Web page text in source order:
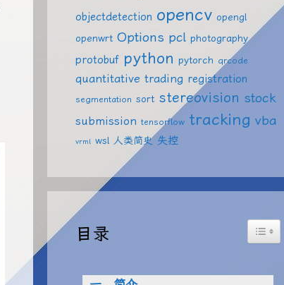
objectdetection opencv opengl
openwrt Options pcl photography
protobuf python pytorch qrcode
quantitative trading registration
segmentation sort stereovision stock
submission tensorflow tracking vba
vrml wsl 人类简史 失控
目录